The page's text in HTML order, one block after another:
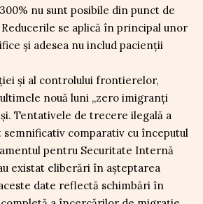
nu sunt posibile din punct de
se aplică în principal unor
și adesea nu includ pacienții
și al controlului frontierelor,
nouă luni „zero imigranți
Tentativele de trecere ilegală a
comparativ cu începutul
pentru Securitate Internă
existat eliberări în așteptarea
date reflectă schimbări în